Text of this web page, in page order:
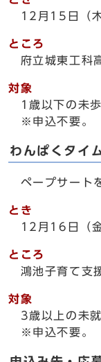
12月15日（
ところ
府立城東工科
対象
1歳以下の未歩
※申込不要。
わんぱくタイ
ペープサート
とき
12月16日（
ところ
鴻池子育て支
対象
3歳以上の未就
※申込不要。